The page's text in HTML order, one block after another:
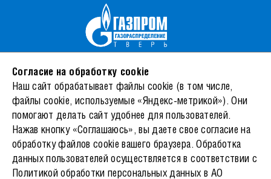
© 2026 АО «Газпром газораспределение Тверь»
Режим работы
Пн-Чт: 8:30-17:30, Пт: 8:30-16:45, перерыв 12:30-13:21
Сб-Вс - Выходной
Тел.: +74822522758
8-800-100-01-54
info@tver-gaz.ru
Согласие на обработку cookie
Наш сайт обрабатывает файлы cookie (в том числе,
файлы cookie, используемые «Яндекс-метрикой»). Они
помогают делать сайт удобнее для пользователей.
Нажав кнопку «Соглашаюсь», вы даете свое согласие на
обработку файлов cookie вашего браузера. Обработка
данных пользователей осуществляется в соответствии с
Политикой обработки персональных данных в АО